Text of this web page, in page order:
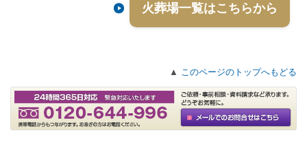
火葬場一覧はこちらから
▲ このページのトップへもどる